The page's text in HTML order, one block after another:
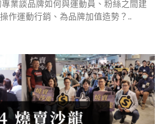
業談品牌如何與運動員、粉絲之間建
作運動行銷、為品牌加值造勢？..